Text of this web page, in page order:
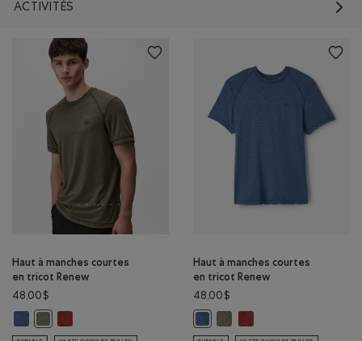
ACTIVITÉS
Haut à manches courtes
en tricot Renew
48,00$
Haut à manches courtes en tricot Renew: NUAGE BLEU POIVRÉ Couleur
Haut à manches courtes en tricot Renew: ROUGE CANYON
Haut à manches courtes
en tricot Renew
48,00$